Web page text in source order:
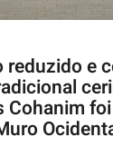
reduzido e
Cohanim